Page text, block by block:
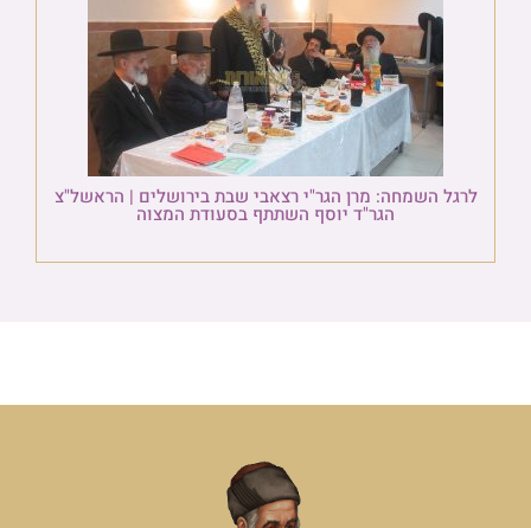
לרגל השמחה: מרן הגר"י רצאבי שבת בירושלים | הראשל"צ
הגר"ד יוסף השתתף בסעודת המצוה